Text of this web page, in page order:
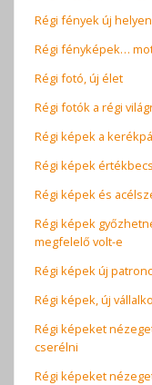
Régi fények új helyen
Régi fényképek…
Régi fotó, új élet
Régi fotók a régi
Régi képek a
Régi képek
Régi képek és
Régi képek
megfelelő volt-e
Régi képek új
Régi képek, új
Régi képeket
cserélni
Régi képeket